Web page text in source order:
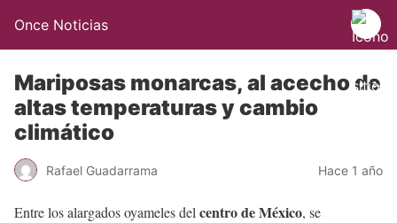
Once Noticias
Mariposas monarcas, al acecho de
altas temperaturas y cambio
climático
Rafael Guadarrama Hace 1 año
Entre los alargados oyameles del centro de México, se